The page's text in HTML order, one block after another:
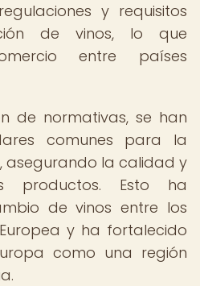
y requisitos
de vinos, lo que
entre países
de normativas, se han
comunes para la
asegurando la calidad y
productos. Esto ha
de vinos entre los
y ha fortalecido
como una región